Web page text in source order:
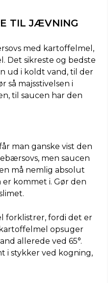
TIL JÆVNING
med kartoffelmel,
Det sikreste og bedste
ud i koldt vand, til der
så majsstivelsen i
til saucen har den
man ganske vist den
men saucen
må nemlig absolut
kommet i. Gør den
forklistrer, fordi det er
opsuger
allerede ved 65°.
i stykker ved kogning,